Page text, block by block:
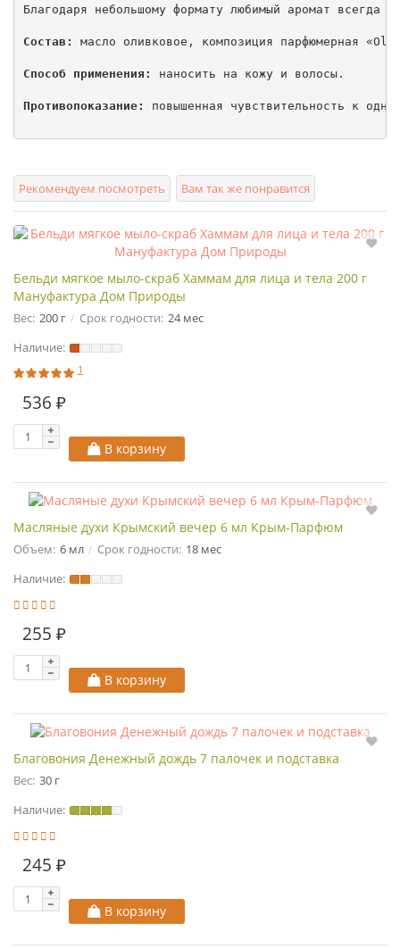
Благодаря небольшому формату любимый аромат
Cостав: масло оливковое, композиция парфюмерная
Способ применения: наносить на кожу и волосы.
Противопоказание: повышенная чувствительность к
Рекомендуем посмотреть Вам так же понравится
Бельди мягкое мыло-скраб Хаммам для лица и тела 200 г
Мануфактура Дом Природы
Вес: 200 г Срок годности: 24 мес
Наличие:
1
536 ₽
В корзину
Масляные духи Крымский вечер 6 мл Крым-Парфюм
Объем: 6 мл Срок годности: 18 мес
Наличие:
255 ₽
В корзину
Благовония Денежный дождь 7 палочек и подставка
Вес: 30 г
Наличие:
245 ₽
В корзину